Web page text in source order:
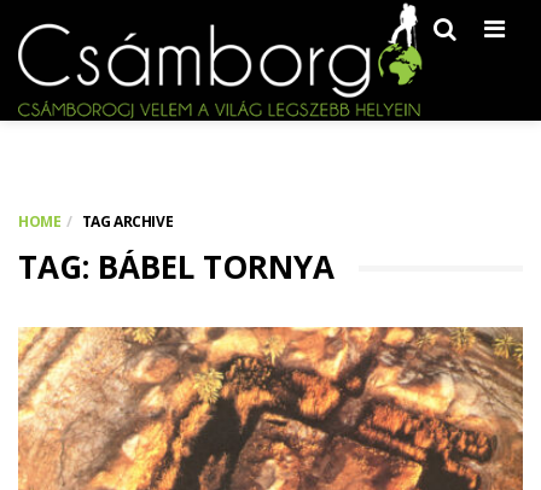
HOME TAG ARCHIVE
TAG: BÁBEL TORNYA